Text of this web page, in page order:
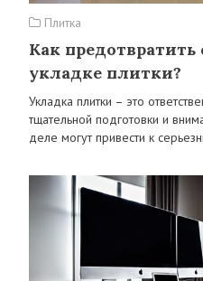
Плитка
Как
укладке плитки?
Укладка плитки – это
тщательной подготовки и
деле могут привести к